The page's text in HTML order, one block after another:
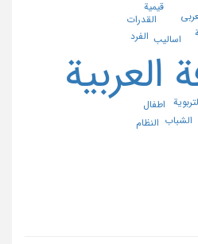
العربیة
اسالیب
اطفال
الشباب
الفرد
القدرات
النظام
قیمیة